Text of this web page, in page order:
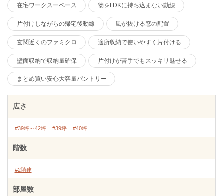
在宅ワークスーペース 物をLDKに持ち込まない動線
片付けしながらの帰宅後動線 風が抜ける窓の配置
玄関近くのファミクロ 適所収納で使いやすく片付ける
壁面収納で収納量確保 片付けが苦手でもスッキリ魅せる
まとめ買い安心大容量パントリー
広さ
#39坪～42坪 #39坪 #40坪
階数
#2階建
部屋数